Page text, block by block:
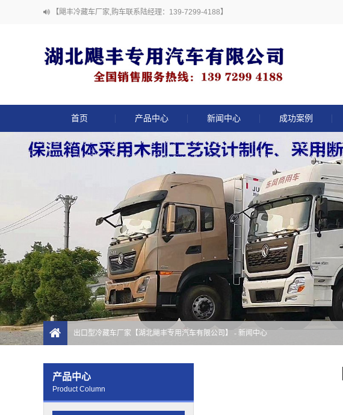
【飓丰冷藏车厂家,购车联系陆经理：139-7299-4188】
首页 产品中心 新闻中心 成功案例
出口型冷藏车厂家【湖北飓丰专用汽车有限公司】 - 新闻中心
产品中心
Product Column